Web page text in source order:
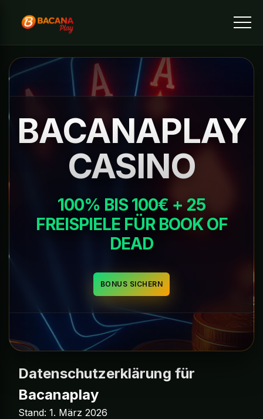
BACANAPLAY
CASINO
100% BIS 100€ + 25
FREISPIELE FÜR BOOK OF
DEAD
BONUS SICHERN
Datenschutzerklärung für
Bacanaplay
Stand: 1. März 2026